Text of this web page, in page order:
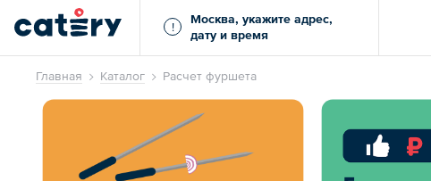
!
Москва, укажите адрес,
дату и время
Главная Каталог Расчет фуршета